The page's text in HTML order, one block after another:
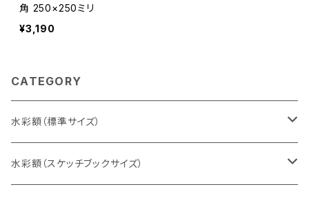
角 250×250ミリ
¥3,190
CATEGORY
水彩額（標準サイズ）
インチ判（203×254ミリ）
水彩額（スケッチブックサイズ）